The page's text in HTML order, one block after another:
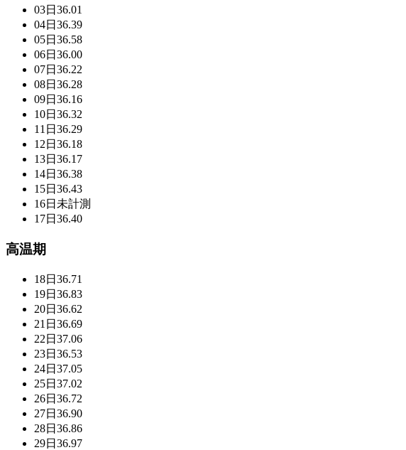
03日 36.01
04日 36.39
05日 36.58
06日 36.00
07日 36.22
08日 36.28
09日 36.16
10日 36.32
11日 36.29
12日 36.18
13日 36.17
14日 36.38
15日 36.43
16日 未計測
17日 36.40
高温期
18日 36.71
19日 36.83
20日 36.62
21日 36.69
22日 37.06
23日 36.53
24日 37.05
25日 37.02
26日 36.72
27日 36.90
28日 36.86
29日 36.97